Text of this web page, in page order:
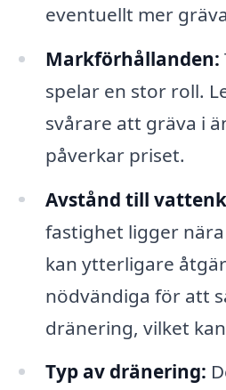
eventuellt mer
Markförhållanden:
spelar en stor roll.
svårare att gräva i
påverkar priset.
Avstånd till
fastighet ligger
kan ytterligare
nödvändiga för att
dränering, vilket
Typ av dränering: